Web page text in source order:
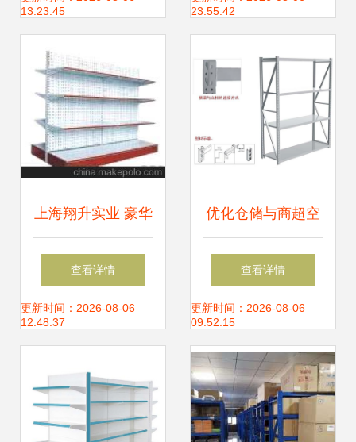
13:23:45
23:55:42
上海翔升实业 豪华
大背板超市货架，
引领商超陈列新风
查看详情
更新时间：2026-08-06
12:48:37
优化仓储与商超空
间的智慧之选 定做
横梁式重型货架的
指南
查看详情
更新时间：2026-08-06
09:52:15